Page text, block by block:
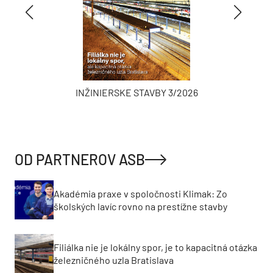
INŽINIERSKE STAVBY 3/2026
OD PARTNEROV ASB
Akadémia praxe v spoločnosti Klimak: Zo
školských lavíc rovno na prestížne stavby
Filiálka nie je lokálny spor, je to kapacitná otázka
železničného uzla Bratislava